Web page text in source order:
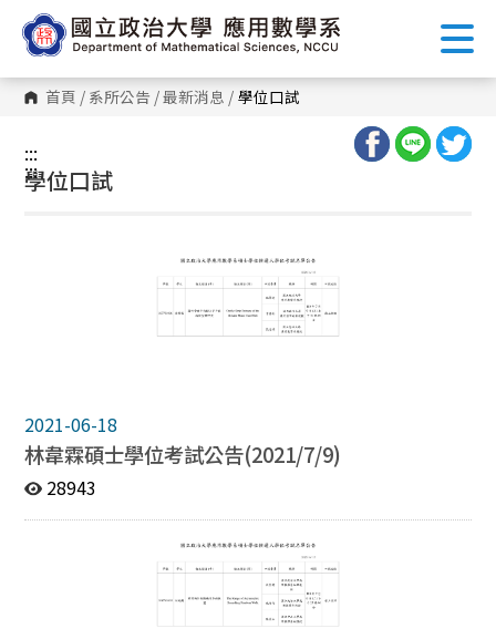
到
主
內
容 首頁 / 系所公告 /最新消息 / 學位口試
:::
:::
學位口試
2021-06-18
林韋霖碩士學位考試公告(2021/7/9)
28943